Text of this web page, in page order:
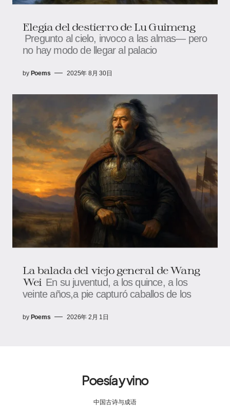
Elegía del destierro de Lu Guimeng
Pregunto al cielo, invoco a las almas— pero
no hay modo de llegar al palacio
by Poems 2025年 8月 30日
La balada del viejo general de Wang
Wei En su juventud, a los quince, a los
veinte años,a pie capturó caballos de los
by Poems 2026年 2月 1日
Poesía y vino
中国古诗与成语